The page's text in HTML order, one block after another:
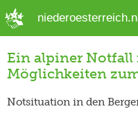
Ein alpiner Notfall
Möglichkeiten
Notsituation in den